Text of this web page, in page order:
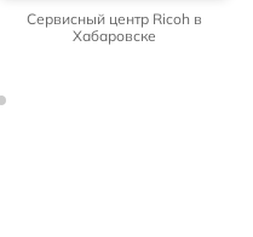
Сервисный центр Ricoh в
Хабаровске